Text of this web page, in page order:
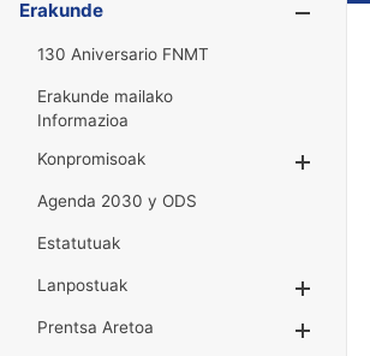
Erakunde
130 Aniversario FNMT
Erakunde mailako
Informazioa
Konpromisoak
Agenda 2030 y ODS
Estatutuak
Lanpostuak
Prentsa Aretoa